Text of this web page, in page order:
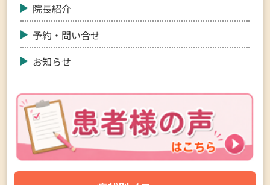
院長紹介
予約・問い合せ
お知らせ